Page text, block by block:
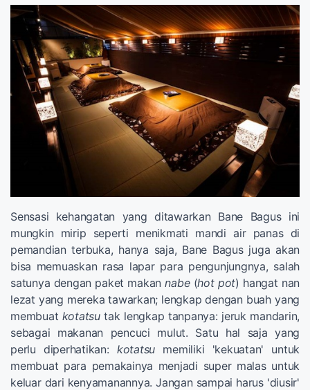
Sensasi kehangatan yang ditawarkan Bane Bagus ini
mungkin mirip seperti menikmati mandi air panas di
pemandian terbuka, hanya saja, Bane Bagus juga akan
bisa memuaskan rasa lapar para pengunjungnya, salah
satunya dengan paket makannabe(hot pot) hangat nan
lezat yang mereka tawarkan; lengkap dengan buah yang
membuat kotatsutak lengkap tanpanya: jeruk mandarin,
sebagai makanan pencuci mulut. Satu hal saja yang
perlu diperhatikan: kotatsu memiliki 'kekuatan' untuk
membuat para pemakainya menjadi super malas untuk
keluar dari kenyamanannya. Jangan sampai harus 'diusir'